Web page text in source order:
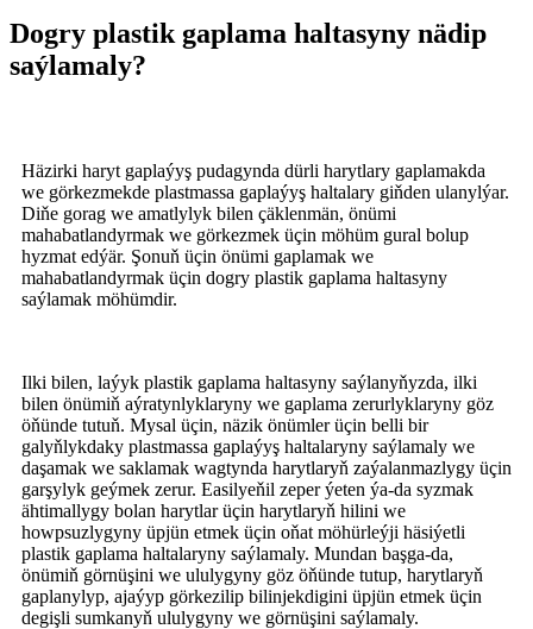
Dogry plastik gaplama haltasyny nädip
saýlamaly?
Häzirki haryt gaplaýyş pudagynda dürli harytlary gaplamakda
we görkezmekde plastmassa gaplaýyş haltalary giňden ulanylýar.
Diňe gorag we amatlylyk bilen çäklenmän, önümi
mahabatlandyrmak we görkezmek üçin möhüm gural bolup
hyzmat edýär. Şonuň üçin önümi gaplamak we
mahabatlandyrmak üçin dogry plastik gaplama haltasyny
saýlamak möhümdir.
Ilki bilen, laýyk plastik gaplama haltasyny saýlanyňyzda, ilki
bilen önümiň aýratynlyklaryny we gaplama zerurlyklaryny göz
öňünde tutuň. Mysal üçin, näzik önümler üçin belli bir
galyňlykdaky plastmassa gaplaýyş haltalaryny saýlamaly we
daşamak we saklamak wagtynda harytlaryň zaýalanmazlygy üçin
garşylyk geýmek zerur. Easilyeňil zeper ýeten ýa-da syzmak
ähtimallygy bolan harytlar üçin harytlaryň hilini we
howpsuzlygyny üpjün etmek üçin oňat möhürleýji häsiýetli
plastik gaplama haltalaryny saýlamaly. Mundan başga-da,
önümiň görnüşini we ululygyny göz öňünde tutup, harytlaryň
gaplanylyp, ajaýyp görkezilip bilinjekdigini üpjün etmek üçin
degişli sumkanyň ululygyny we görnüşini saýlamaly.